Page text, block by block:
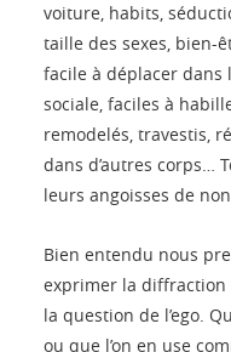
voiture, habits,
taille des sexes, bien-
facile à déplacer dans
sociale, faciles à
remodelés, travestis,
dans d’autres corps…
leurs angoisses de
Bien entendu nous
exprimer la diffraction
la question de l’ego.
ou que l’on en use